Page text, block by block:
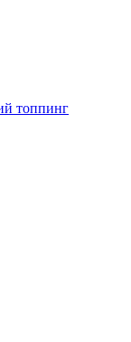
топпинг